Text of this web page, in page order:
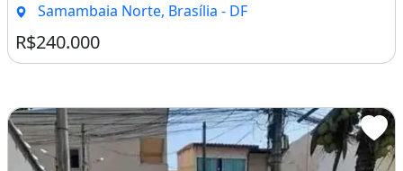
Samambaia Norte, Brasília - DF
R$240.000